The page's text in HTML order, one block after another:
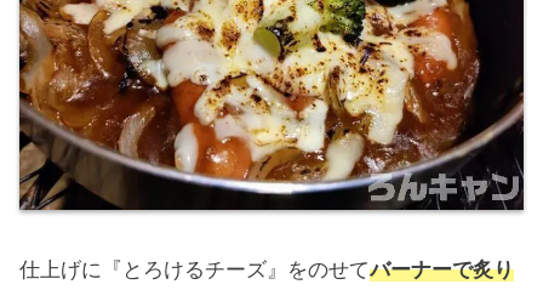
仕上げに『とろけるチーズ』をのせてバーナーで炙り